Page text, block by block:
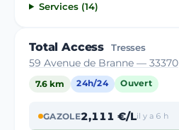
Services (14)
Total Access Tresses
59 Avenue de Branne — 33370
7.6 km 24h/24 Ouvert
GAZOLE2,111 €/Lil y a 6 h